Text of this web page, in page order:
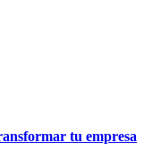
tu empresa